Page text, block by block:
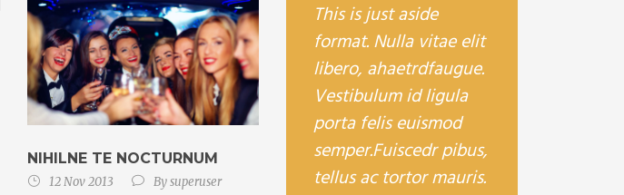
NIHILNE TE NOCTURNUM
12 Nov 2013 Bysuperuser
This is just aside
format. Nulla vitae elit
libero, ahaetrdfaugue.
Vestibulum id ligula
porta felis euismod
semper.Fuiscedr pibus,
tellus ac tortor mauris.